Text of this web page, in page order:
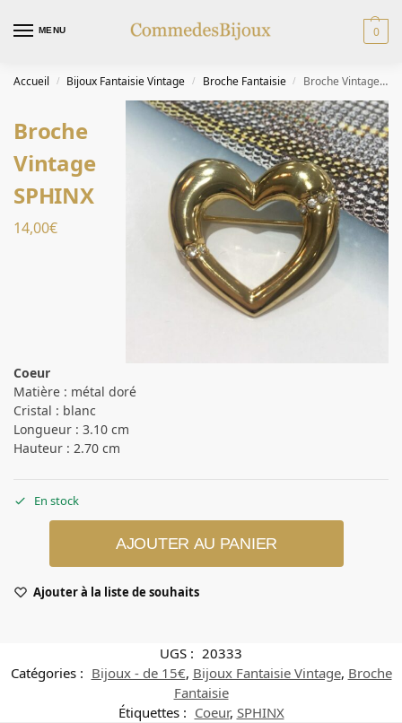
MENU 0
Accueil / Bijoux Fantaisie Vintage / Broche Fantaisie / Broche Vintage SPHINX
Broche
Vintage
SPHINX
14,00€
Coeur
Matière : métal doré
Cristal : blanc
Longueur : 3.10 cm
Hauteur : 2.70 cm
En stock
AJOUTER AU PANIER
Ajouter à la liste de souhaits
UGS : 20333
Catégories : Bijoux - de 15€, Bijoux Fantaisie Vintage, Broche
Fantaisie
Étiquettes : Coeur, SPHINX